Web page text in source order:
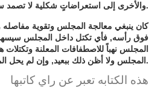
والأخرى إلى استعراضاتٍ شكلية لا تصمد سوى لفترات وجيزة في الواقع السياسي.
كان ينبغي معالجة المجلس وتقوية
فوق رأسه, فأي تكتل داخل المجلس
المجلس نهباً للاصطفافات المعلنة
المجلس ولا أظن ذلك ببعيد, وإن لم يحل المجلس, فإنه سيبقى إسمياً ومن دون صلاحيات.
هذه الكتابه تعبر عن راي كاتبها